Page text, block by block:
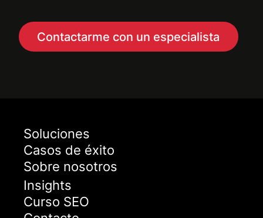
Contactarme con un especialista
Soluciones
Casos de éxito
Sobre nosotros
Insights
Curso SEO